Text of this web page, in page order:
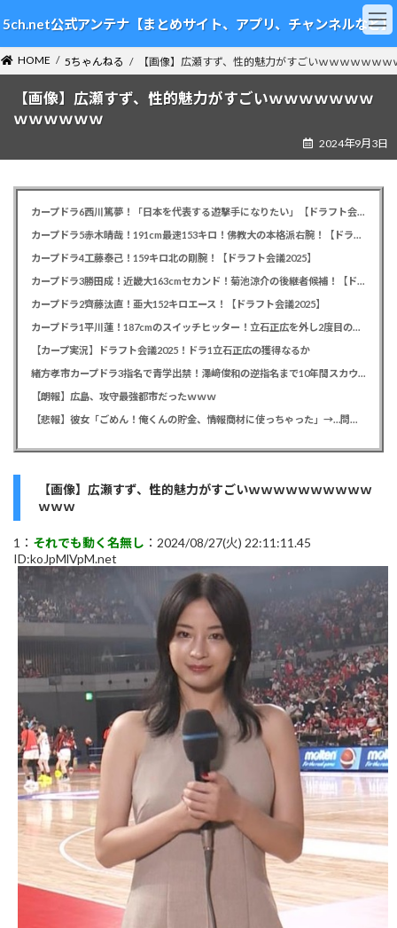
ン
テ
ン
ツ
ビ
ゲ
ー
シ
5ch.net公式アンテナ【まとめサイト、アプリ、チャンネルなど】
HOME 5ちゃんねる 【画像】広瀬すず、性的魅力がすごいｗｗｗｗｗｗ
【画像】広瀬すず、性的魅力がすごいｗｗｗｗｗｗｗ
ｗｗｗｗｗｗ
2024年9月3日
カープドラ6西川篤夢！「日本を代表する遊撃手になりたい」【ドラフト会議2025】
カープドラ5赤木晴哉！191cm最速153キロ！佛教大の本格派右腕！【ドラフト会議2025】
カープドラ4工藤泰己！159キロ北の剛腕！【ドラフト会議2025】
カープドラ3勝田成！近畿大163cmセカンド！菊池涼介の後継者候補！【ドラフト会議2025】
カープドラ2齊藤汰直！亜大152キロエース！【ドラフト会議2025】
カープドラ1平川蓮！187cmのスイッチヒッター！立石正広を外し2度目の重複も新井監督がクジを引き当てる！【ドラフト会議2025】
【カープ実況】ドラフト会議2025！ドラ1立石正広の獲得なるか
緒方孝市カープドラ3指名で青学出禁！澤﨑俊和の逆指名まで10年間スカウト出禁
【朗報】広島、攻守最強都市だったｗｗｗ
【悲報】彼女「ごめん！俺くんの貯金、情報商材に使っちゃった」→…問い詰めたらギャン泣きされたんだが俺が悪いのか？
【画像】広瀬すず、性的魅力がすごいｗｗｗｗｗｗｗｗｗｗ
ｗｗｗ
1： それでも動く名無し ：2024/08/27(火) 22:11:11.45
ID:koJpMlVpM.net